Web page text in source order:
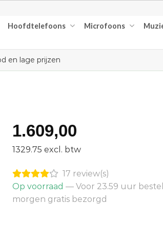
Hoofdtelefoons Microfoons
en lage prijzen
1.609,00
1329.75 excl. btw
17 review(s)
Op voorraad — Voor 23.59 uur
morgen gratis bezorgd